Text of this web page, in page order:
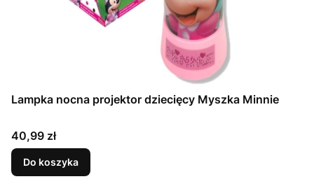
Lampka nocna projektor dziecięcy Myszka Minnie
Cena
40,99 zł
Do koszyka